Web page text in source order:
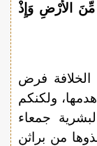
الأَرْضِ وَإِذْ
الخلافة فرض
ولكنكم
جمعاء
من براثن